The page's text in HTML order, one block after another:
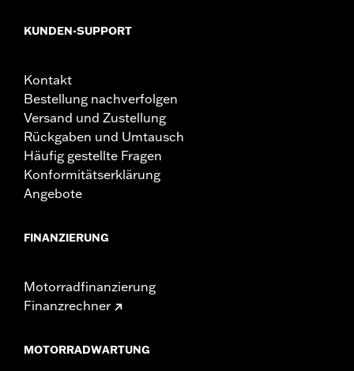
KUNDEN-SUPPORT
Kontakt
Bestellung nachverfolgen
Versand und Zustellung
Rückgaben und Umtausch
Häufig gestellte Fragen
Konformitätserklärung
Angebote
FINANZIERUNG
Motorradfinanzierung
Finanzrechner
MOTORRADWARTUNG